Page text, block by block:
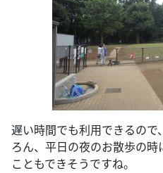
遅い時間でも利用できるの
ろん、平日の夜のお散歩の
こともできそうですね。